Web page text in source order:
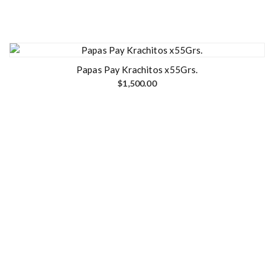
Papas Pay Krachitos x55Grs.
$1,500.00